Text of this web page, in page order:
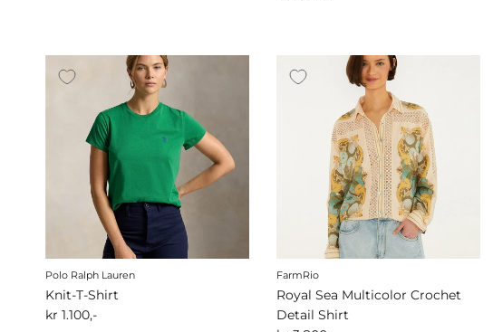
Polo Ralph Lauren
Knit-T-Shirt
kr 1.100,-
FarmRio
Royal Sea Multicolor Crochet
Detail Shirt